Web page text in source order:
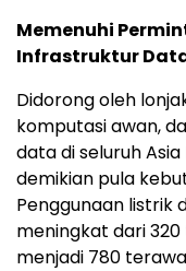
Memenuhi
Infrastruktur
Didorong oleh
komputasi awan,
data di seluruh
demikian pula
Penggunaan listrik
meningkat dari
menjadi 780